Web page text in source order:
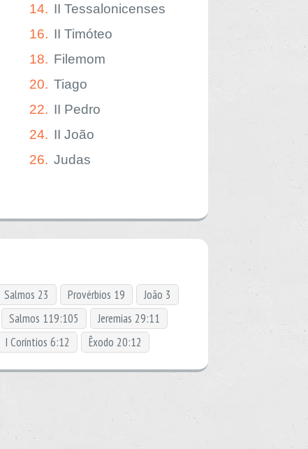
14. II Tessalonicenses
16. II Timóteo
18. Filemom
20. Tiago
22. II Pedro
24. II João
26. Judas
Salmos 23 Provérbios 19
João 3
Salmos 119:105
Jeremias 29:11
I Coríntios 6:12 Êxodo 20:12